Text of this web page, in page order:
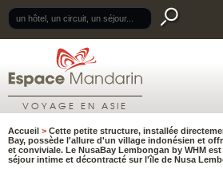
VOYAGE EN ASIE
Accueil > Cette petite structure, installée
Bay, possède l'allure d'un village indonésien et
et conviviale. Le NusaBay Lembongan by WHM
séjour intime et décontracté sur l'île de Nusa